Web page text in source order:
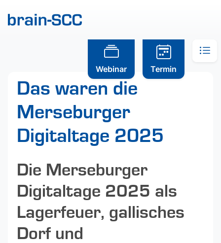
Webinar Termin
Das waren die
Merseburger
Digitaltage 2025
Die Merseburger
Digitaltage 2025 als
Lagerfeuer, gallisches
Dorf und